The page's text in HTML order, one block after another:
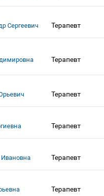
Сергеевич Терапевт
Терапевт
Терапевт
Терапевт
Ивановна Терапевт
Терапевт